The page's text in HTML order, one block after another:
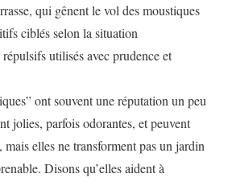
qui gênent le vol des moustiques
ciblés selon la situation
utilisés avec prudence et
ont souvent une réputation un peu
jolies, parfois odorantes, et peuvent
elles ne transforment pas un jardin
Disons qu’elles aident à